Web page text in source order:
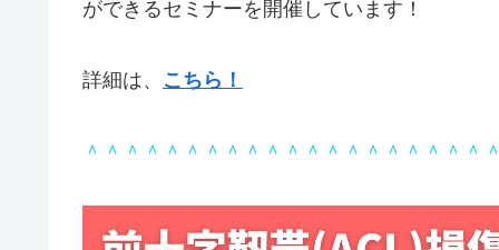
ができるセミナーを開催しています！
詳細は、 こちら！
＾＾＾＾＾＾＾＾＾＾＾＾＾＾＾＾＾＾＾＾